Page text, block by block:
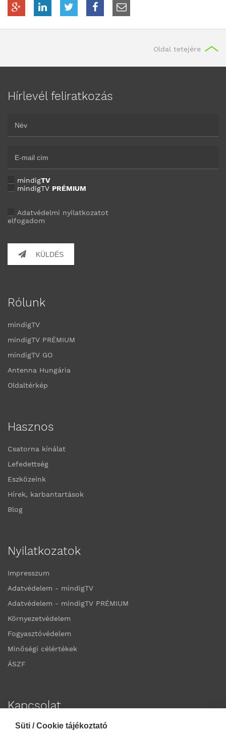
Oldal tetejére
Hírlevél feliratkozás
mindigTV
mindigTV PRÉMIUM
Adatvédelmi nyilatkozatot
elfogadom
KÜLDÉS
Rólunk
mindigTV
mindigTV PRÉMIUM
mindigTV GO
Antenna Hungária
Oldaltérkép
Hasznos
Csatorna kínálat
Lefedettség
Eszközeink
Hírek, karbantartások
Blog
Nyilatkozatok
Impresszum
Adatvédelem - mindigTV
Adatvédelem - mindigTV PRÉMIUM
Környezetvédelem
Fogyasztóvédelem
Minőségi célértékek
ÁSZF
Kapcsolat
Elérhetőségek
Süti / Cookie tájékoztató